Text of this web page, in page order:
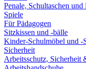
Penale, Schultaschen und
Spiele
Für Pädagogen
Sitzkissen und -bälle
Kinder-Schulmöbel und -
Sicherheit
Arbeitsschutz, Sicherheit